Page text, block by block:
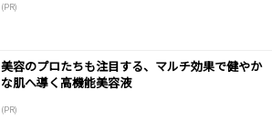
(PR)
美容のプロたちも注目する、マルチ効果で健やか
な肌へ導く高機能美容液
(PR)